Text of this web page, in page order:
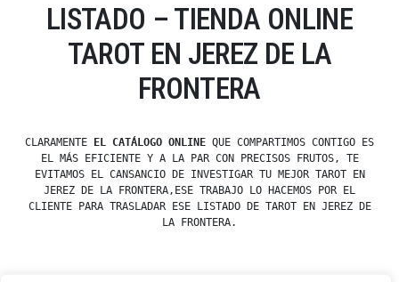
LISTADO – TIENDA ONLINE
TAROT EN JEREZ DE LA
FRONTERA
CLARAMENTE EL CATÁLOGO ONLINE QUE COMPARTIMOS CONTIGO ES
EL MÁS EFICIENTE Y A LA PAR CON PRECISOS FRUTOS, TE
EVITAMOS EL CANSANCIO DE INVESTIGAR TU MEJOR TAROT EN
JEREZ DE LA FRONTERA,ESE TRABAJO LO HACEMOS POR EL
CLIENTE PARA TRASLADAR ESE LISTADO DE TAROT EN JEREZ DE
LA FRONTERA.